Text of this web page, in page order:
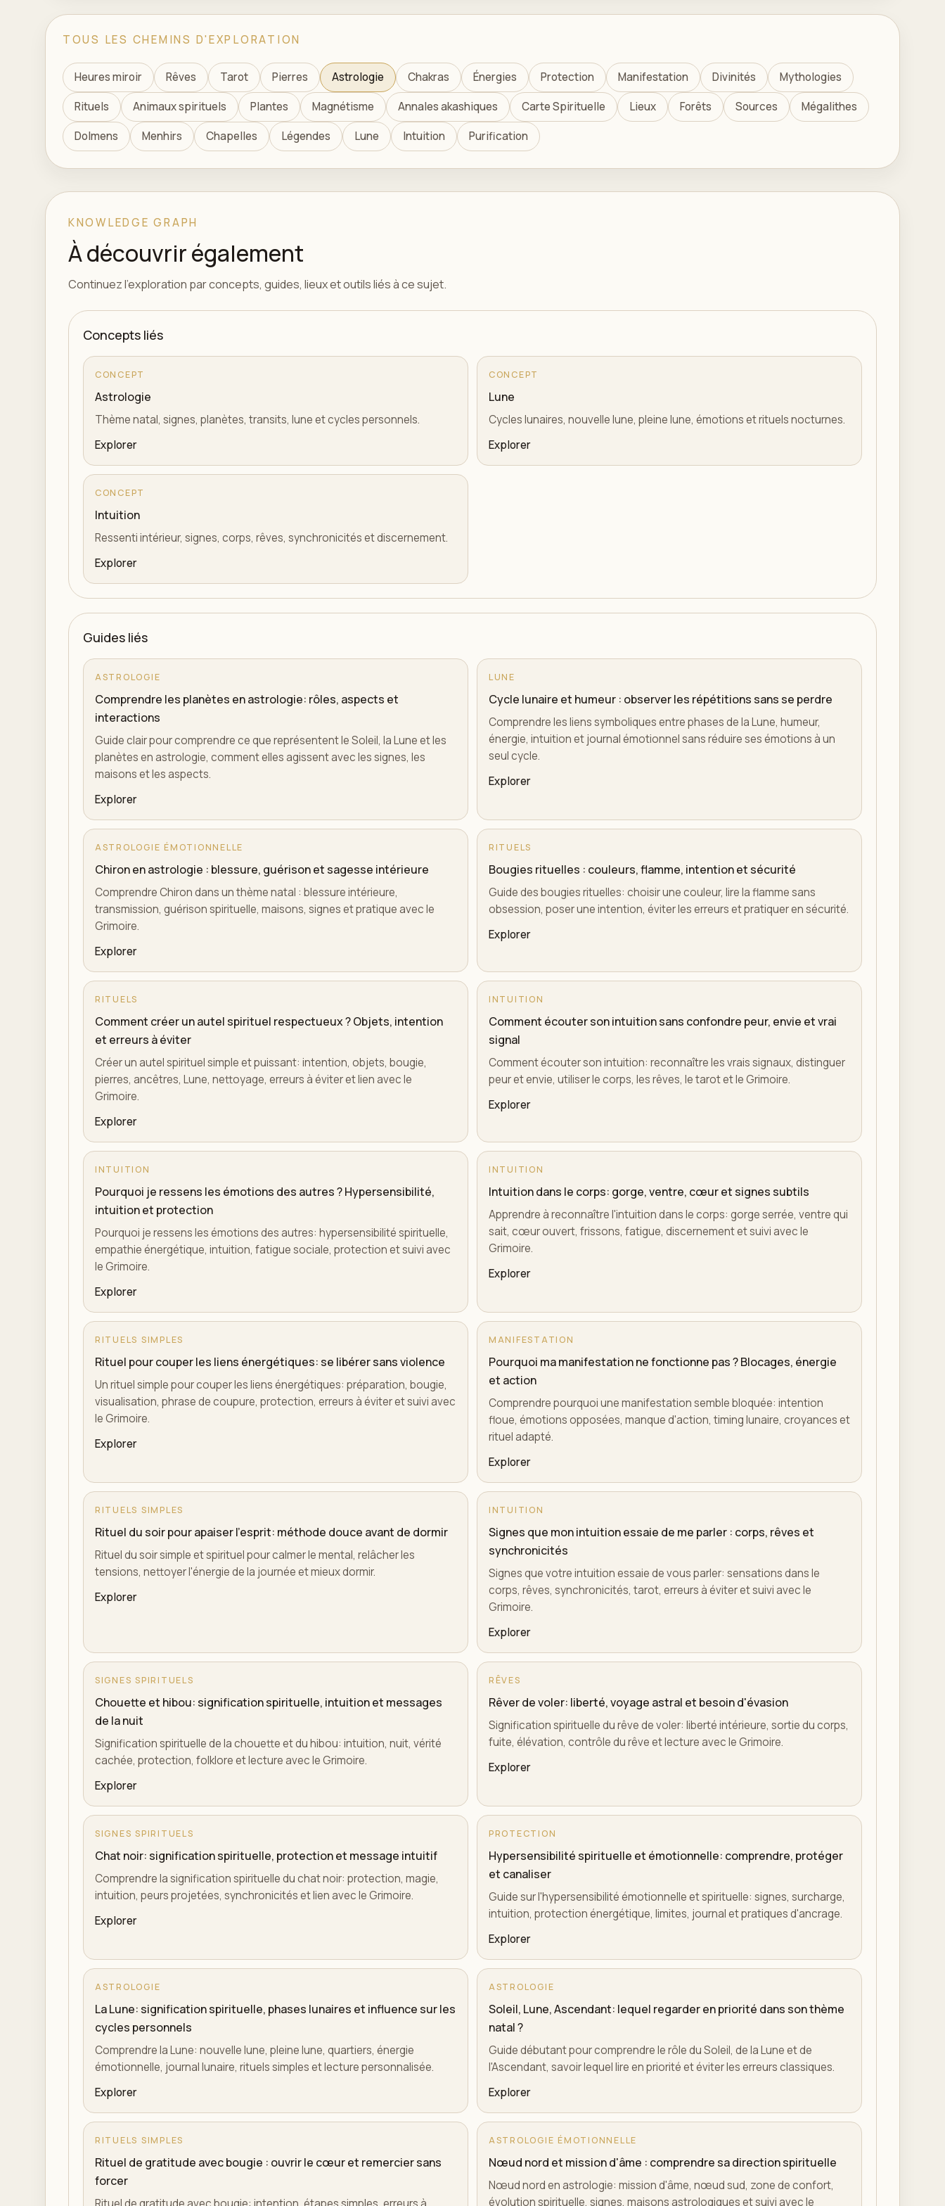
TOUS LES CHEMINS D'EXPLORATION
Heures miroir Rêves Tarot Pierres Astrologie Chakras Énergies Protection Manifestation Divinités
Mythologies
Rituels
Animaux spirituels Plantes Magnétisme Annales akashiques Carte Spirituelle Lieux Forêts Sources
Mégalithes
Dolmens
Menhirs Chapelles Légendes Lune Intuition Purification
KNOWLEDGE GRAPH
À découvrir également
Continuez l'exploration par concepts, guides, lieux et outils liés à ce sujet.
Concepts liés
CONCEPT
Astrologie
Thème natal, signes, planètes, transits, lune et cycles personnels.
Explorer
CONCEPT
Lune
Cycles lunaires, nouvelle lune, pleine lune, émotions et rituels nocturnes.
Explorer
CONCEPT
Intuition
Ressenti intérieur, signes, corps, rêves, synchronicités et discernement.
Explorer
Guides liés
ASTROLOGIE
Comprendre les planètes en astrologie: rôles, aspects et
interactions
Guide clair pour comprendre ce que représentent le Soleil, la Lune et les
planètes en astrologie, comment elles agissent avec les signes, les
maisons et les aspects.
Explorer
LUNE
Cycle lunaire et humeur : observer les répétitions sans se perdre
Comprendre les liens symboliques entre phases de la Lune, humeur,
énergie, intuition et journal émotionnel sans réduire ses émotions à un
seul cycle.
Explorer
ASTROLOGIE ÉMOTIONNELLE
Chiron en astrologie : blessure, guérison et sagesse intérieure
Comprendre Chiron dans un thème natal : blessure intérieure,
transmission, guérison spirituelle, maisons, signes et pratique avec le
Grimoire.
Explorer
RITUELS
Bougies rituelles : couleurs, flamme, intention et sécurité
Guide des bougies rituelles: choisir une couleur, lire la flamme sans
obsession, poser une intention, éviter les erreurs et pratiquer en sécurité.
Explorer
RITUELS
Comment créer un autel spirituel respectueux ? Objets, intention
et erreurs à éviter
Créer un autel spirituel simple et puissant: intention, objets, bougie,
pierres, ancêtres, Lune, nettoyage, erreurs à éviter et lien avec le
Grimoire.
Explorer
INTUITION
Comment écouter son intuition sans confondre peur, envie et vrai
signal
Comment écouter son intuition: reconnaître les vrais signaux, distinguer
peur et envie, utiliser le corps, les rêves, le tarot et le Grimoire.
Explorer
INTUITION
Pourquoi je ressens les émotions des autres ? Hypersensibilité,
intuition et protection
Pourquoi je ressens les émotions des autres: hypersensibilité spirituelle,
empathie énergétique, intuition, fatigue sociale, protection et suivi avec
le Grimoire.
Explorer
INTUITION
Intuition dans le corps: gorge, ventre, cœur et signes subtils
Apprendre à reconnaître l'intuition dans le corps: gorge serrée, ventre qui
sait, cœur ouvert, frissons, fatigue, discernement et suivi avec le
Grimoire.
Explorer
RITUELS SIMPLES
Rituel pour couper les liens énergétiques: se libérer sans violence
Un rituel simple pour couper les liens énergétiques: préparation, bougie,
visualisation, phrase de coupure, protection, erreurs à éviter et suivi avec
le Grimoire.
Explorer
MANIFESTATION
Pourquoi ma manifestation ne fonctionne pas ? Blocages, énergie
et action
Comprendre pourquoi une manifestation semble bloquée: intention
floue, émotions opposées, manque d'action, timing lunaire, croyances et
rituel adapté.
Explorer
RITUELS SIMPLES
Rituel du soir pour apaiser l'esprit: méthode douce avant de dormir
Rituel du soir simple et spirituel pour calmer le mental, relâcher les
tensions, nettoyer l'énergie de la journée et mieux dormir.
Explorer
INTUITION
Signes que mon intuition essaie de me parler : corps, rêves et
synchronicités
Signes que votre intuition essaie de vous parler: sensations dans le
corps, rêves, synchronicités, tarot, erreurs à éviter et suivi avec le
Grimoire.
Explorer
SIGNES SPIRITUELS
Chouette et hibou: signification spirituelle, intuition et messages
de la nuit
Signification spirituelle de la chouette et du hibou: intuition, nuit, vérité
cachée, protection, folklore et lecture avec le Grimoire.
Explorer
RÊVES
Rêver de voler: liberté, voyage astral et besoin d'évasion
Signification spirituelle du rêve de voler: liberté intérieure, sortie du corps,
fuite, élévation, contrôle du rêve et lecture avec le Grimoire.
Explorer
SIGNES SPIRITUELS
Chat noir: signification spirituelle, protection et message intuitif
Comprendre la signification spirituelle du chat noir: protection, magie,
intuition, peurs projetées, synchronicités et lien avec le Grimoire.
Explorer
PROTECTION
Hypersensibilité spirituelle et émotionnelle: comprendre, protéger
et canaliser
Guide sur l'hypersensibilité émotionnelle et spirituelle: signes, surcharge,
intuition, protection énergétique, limites, journal et pratiques d'ancrage.
Explorer
ASTROLOGIE
La Lune: signification spirituelle, phases lunaires et influence sur les
cycles personnels
Comprendre la Lune: nouvelle lune, pleine lune, quartiers, énergie
émotionnelle, journal lunaire, rituels simples et lecture personnalisée.
Explorer
ASTROLOGIE
Soleil, Lune, Ascendant: lequel regarder en priorité dans son thème
natal ?
Guide débutant pour comprendre le rôle du Soleil, de la Lune et de
l'Ascendant, savoir lequel lire en priorité et éviter les erreurs classiques.
Explorer
RITUELS SIMPLES
Rituel de gratitude avec bougie : ouvrir le cœur et remercier sans
forcer
ASTROLOGIE ÉMOTIONNELLE
Nœud nord et mission d'âme : comprendre sa direction spirituelle
Nœud nord en astrologie: mission d'âme, nœud sud, zone de confort,
évolution spirituelle, signes, maisons astrologiques et suivi avec le